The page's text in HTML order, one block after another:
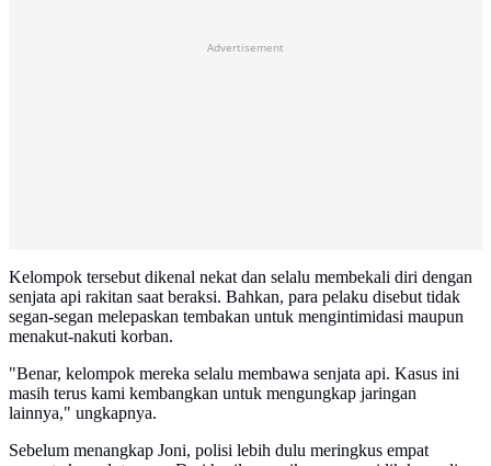
Advertisement
Kelompok tersebut dikenal nekat dan selalu membekali diri dengan
senjata api rakitan saat beraksi. Bahkan, para pelaku disebut tidak
segan-segan melepaskan tembakan untuk mengintimidasi maupun
menakut-nakuti korban.
"Benar, kelompok mereka selalu membawa senjata api. Kasus ini
masih terus kami kembangkan untuk mengungkap jaringan
lainnya," ungkapnya.
Sebelum menangkap Joni, polisi lebih dulu meringkus empat